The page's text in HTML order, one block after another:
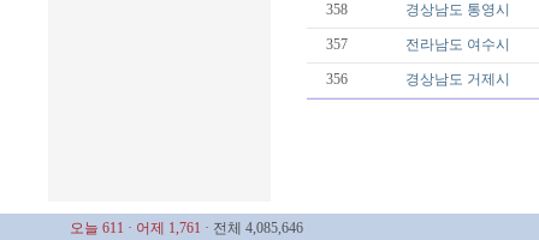
358 경상남도 통영시
357 전라남도 여수시
356 경상남도 거제시
오늘 611 · 어제 1,761 · 전체 4,085,646